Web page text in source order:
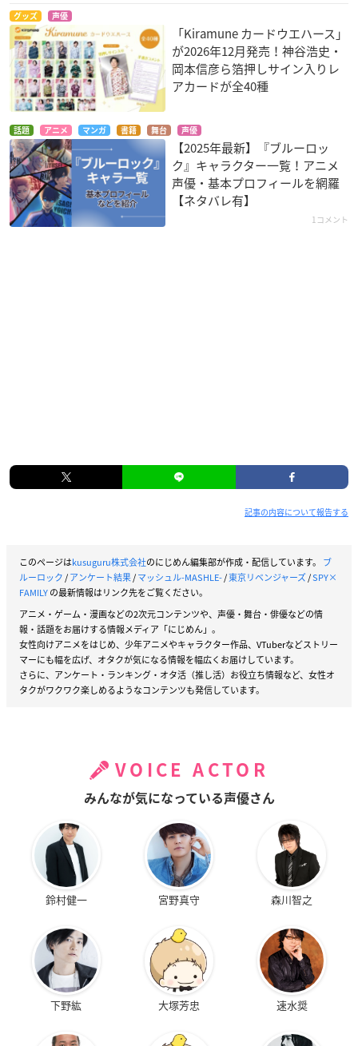
グッズ 声優
「Kiramune カードウエハース」
が2026年12月発売！神谷浩史・
岡本信彦ら箔押しサイン入りレ
アカードが全40種
話題 アニメ マンガ 書籍 舞台 声優
【2025年最新】『ブルーロッ
ク』キャラクター一覧！アニメ
声優・基本プロフィールを網羅
【ネタバレ有】
1コメント
記事の内容について報告する
このページはkusuguru株式会社のにじめん編集部が作成・配信しています。 ブ
ルーロック/アンケート結果/マッシュル-MASHLE-/東京リベンジャーズ/SPY×
FAMILYの最新情報はリンク先をご覧ください。
アニメ・ゲーム・漫画などの2次元コンテンツや、声優・舞台・俳優などの情
報・話題をお届けする情報メディア「にじめん」。
女性向けアニメをはじめ、少年アニメやキャラクター作品、VTuberなどストリー
マーにも幅を広げ、オタクが気になる情報を幅広くお届けしています。
さらに、アンケート・ランキング・オタ活（推し活）お役立ち情報など、女性オ
タクがワクワク楽しめるようなコンテンツも発信しています。
VOICE ACTOR
みんなが気になっている声優さん
鈴村健一 宮野真守 森川智之
下野紘 大塚芳忠 速水奨